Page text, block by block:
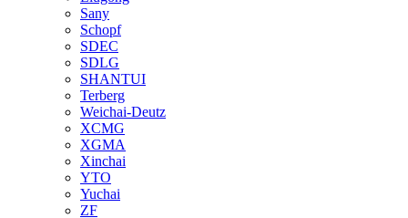
Sany
Schopf
SDEC
SDLG
SHANTUI
Terberg
Weichai-Deutz
XCMG
XGMA
Xinchai
YTO
Yuchai
ZF